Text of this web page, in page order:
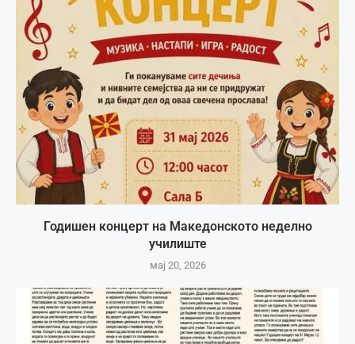
Годишен концерт на Македонското неделно
училиште
мај 20, 2026